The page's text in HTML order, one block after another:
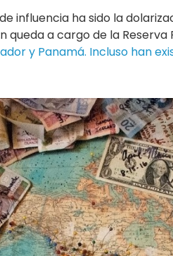
influencia ha sido la
a cargo de la Reserva
y Panamá. Incluso han